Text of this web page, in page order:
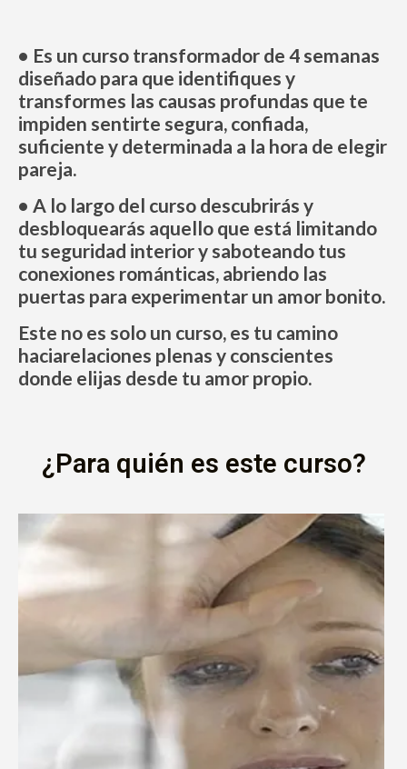
• Es un curso transformador de 4 semanas
diseñado para que identifiques y
transformes las causas profundas que te
impiden sentirte segura, confiada,
suficiente y determinada a la hora de elegir
pareja.
• A lo largo del curso descubrirás y
desbloquearás aquello que está limitando
tu seguridad interior y saboteando tus
conexiones románticas, abriendo las
puertas para experimentar un amor bonito.
Este no es solo un curso, es tu camino
haciarelaciones plenas y conscientes
donde elijas desde tu amor propio.
¿Para quién es este curso?